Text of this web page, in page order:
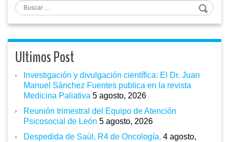
Buscar
Ultimos Post
Investigación y divulgación científica: El Dr. Juan
Manuel Sánchez Fuentes publica en la revista
Medicina Paliativa 5 agosto, 2026
Reunión trimestral del Equipo de Atención
Psicosocial de León 5 agosto, 2026
Despedida de Saúl, R4 de Oncología. 4 agosto,